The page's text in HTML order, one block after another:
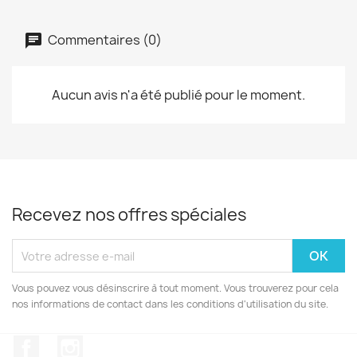
Commentaires (0)
Aucun avis n'a été publié pour le moment.
Recevez nos offres spéciales
Vous pouvez vous désinscrire à tout moment. Vous trouverez pour cela
nos informations de contact dans les conditions d'utilisation du site.